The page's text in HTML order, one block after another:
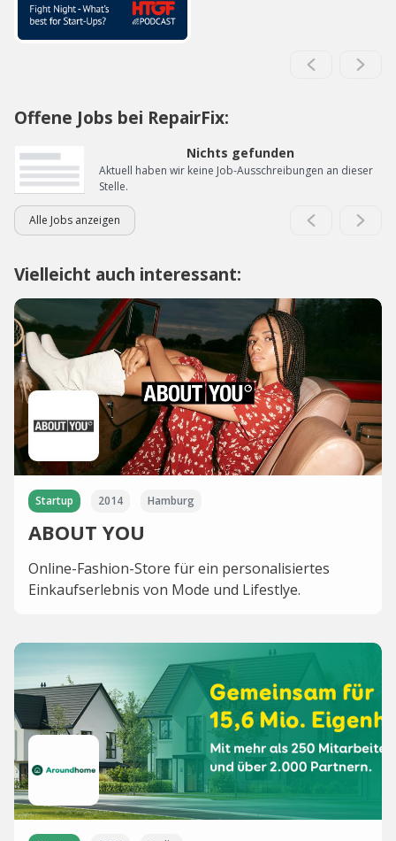
Offene Jobs bei RepairFix:
Nichts gefunden
Aktuell haben wir keine Job-Ausschreibungen an dieser
Stelle.
Alle Jobs anzeigen
Vielleicht auch interessant:
Startup 2014 Hamburg
ABOUT YOU
Online-Fashion-Store für ein personalisiertes
Einkaufserlebnis von Mode und Lifestlye.